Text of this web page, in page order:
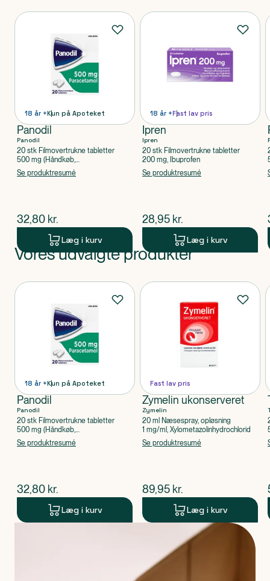
Produkter
18 år +Kun på Apoteket
Panodil
Panodil
20 stk Filmovertrukne tabletter
500 mg (Håndkøb,
apoteksforbeholdt), Paracetamol
Se produktresumé
$nuværende pris
32,80 kr.
Læg i kurv
18 år +Fast lav pris
Ipren
Ipren
20 stk Filmovertrukne tabletter
200 mg, Ibuprofen
Se produktresumé
$nuværende pris
28,95 kr.
Læg i kurv
Produkt 1 af 0
Vores udvalgte produkter
Produkter
18 år +Kun på Apoteket
Panodil
Panodil
20 stk Filmovertrukne tabletter
500 mg (Håndkøb,
apoteksforbeholdt), Paracetamol
Se produktresumé
$nuværende pris
32,80 kr.
Læg i kurv
Fast lav pris
Zymelin ukonserveret
Zymelin
20 ml Næsespray, opløsning
1 mg/ml, Xylometazolinhydrochlorid
Se produktresumé
$nuværende pris
89,95 kr.
Læg i kurv